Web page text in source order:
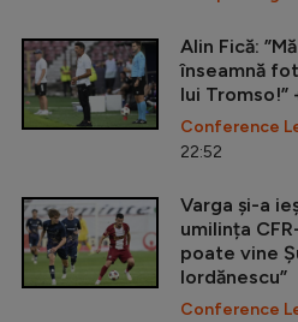
Alin Fică:
înseamnă
lui Tromso!”
Conference
22:52
Varga și-a
umilința
poate vine
Iordănescu”
Conference